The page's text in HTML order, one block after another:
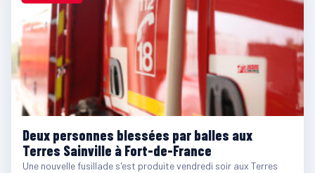
Deux personnes blessées par balles aux
Terres Sainville à Fort-de-France
Une nouvelle fusillade s'est produite vendredi soir aux Terres